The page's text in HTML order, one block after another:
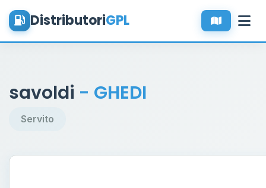
DistributoriGPL
savoldi - GHEDI
Servito